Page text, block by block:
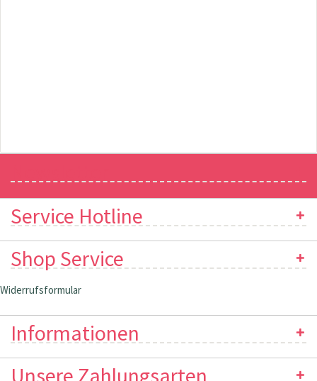
Service Hotline
Shop Service
Widerrufsformular
Informationen
Unsere Zahlungsarten